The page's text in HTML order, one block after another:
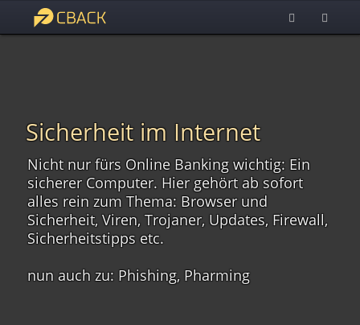
Sicherheit im Internet
Nicht nur fürs Online Banking wichtig: Ein
sicherer Computer. Hier gehört ab sofort
alles rein zum Thema: Browser und
Sicherheit, Viren, Trojaner, Updates, Firewall,
Sicherheitstipps etc.
nun auch zu: Phishing, Pharming